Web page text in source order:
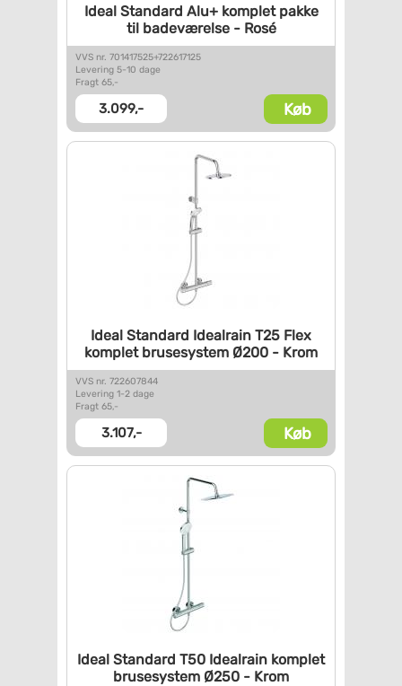
Ideal Standard Alu+ kompletpakke
til badeværelse - Rosé
VVS nr. 701417525+722617125
Levering 5-10 dage
Fragt 65,-
3.099,- Køb
Ideal Standard Idealrain T25 Flex
komplet brusesystem Ø200 - Krom
VVS nr. 722607844
Levering 1-2 dage
Fragt 65,-
3.107,- Køb
Ideal Standard T50 Idealrain komplet
brusesystem Ø250 - Krom